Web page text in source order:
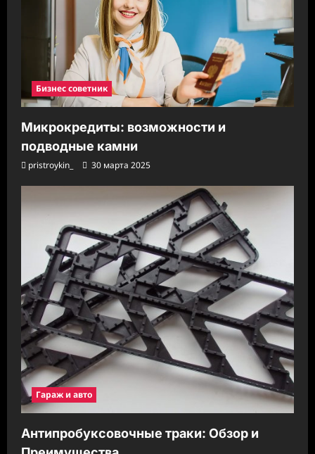
Бизнес советник
Микрокредиты: возможности и
подводные камни
pristroykin_ 30 марта 2025
Гараж и авто
Антипробуксовочные траки: Обзор и